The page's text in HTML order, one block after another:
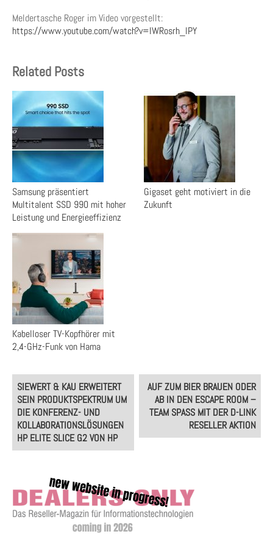
Meldertasche Roger im Video vorgestellt:
https://www.youtube.com/watch?v=IWRosrh_lPY
Related Posts
Samsung präsentiert
Multitalent SSD 990 mit hoher
Leistung und Energieeffizienz
Gigaset geht motiviert in die
Zukunft
Kabelloser TV-Kopfhörer mit
2,4-GHz-Funk von Hama
Post
navigation
SIEWERT & KAU ERWEITERT
SEIN PRODUKTSPEKTRUM UM
DIE KONFERENZ- UND
KOLLABORATIONSLÖSUNGEN
HP ELITE SLICE G2 VON HP
AUF ZUM BIER BRAUEN ODER
AB IN DEN ESCAPE ROOM –
TEAM SPASS MIT DER D-LINK
RESELLER AKTION